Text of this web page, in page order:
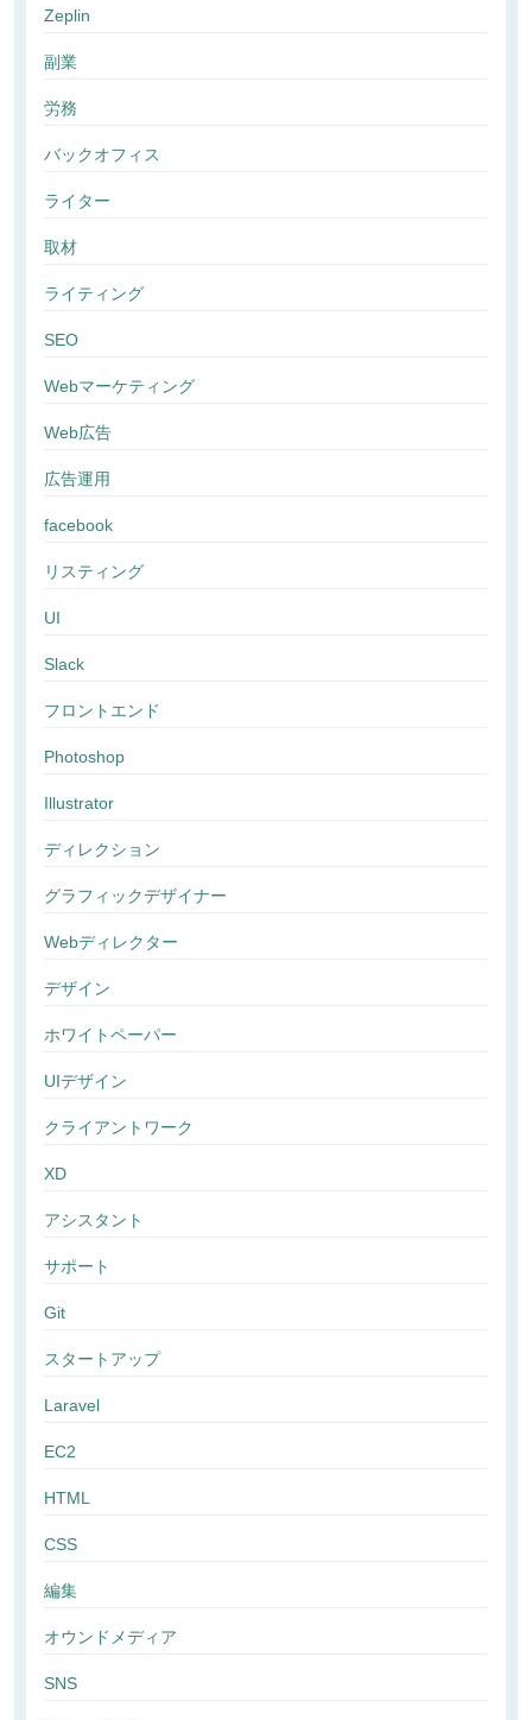
Zeplin
副業
労務
バックオフィス
ライター
取材
ライティング
SEO
Webマーケティング
Web広告
広告運用
facebook
リスティング
UI
Slack
フロントエンド
Photoshop
Illustrator
ディレクション
グラフィックデザイナー
Webディレクター
デザイン
ホワイトペーパー
UIデザイン
クライアントワーク
XD
アシスタント
サポート
Git
スタートアップ
Laravel
EC2
HTML
CSS
編集
オウンドメディア
SNS